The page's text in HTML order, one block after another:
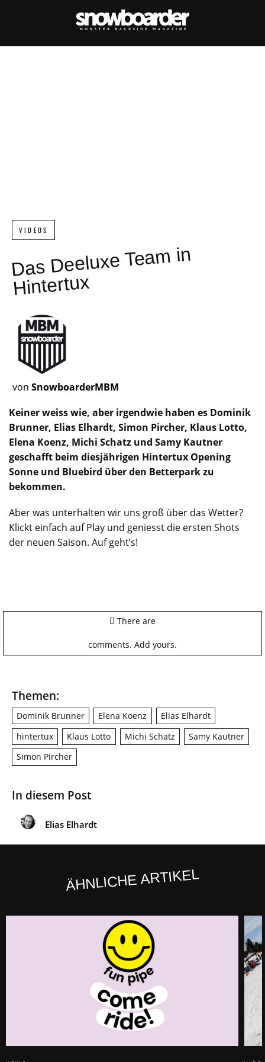
VIDEOS
Das
Deeluxe Tea
m in
Hintertux
von SnowboarderMBM
Keiner weiss wie, aber irgendwie haben es Dominik
Brunner, Elias Elhardt, Simon Pircher, Klaus Lotto,
Elena Koenz, Michi Schatz und Samy Kautner
geschafft beim diesjährigen Hintertux Opening
Sonne und Bluebird über den Betterpark zu
bekommen.
Aber was unterhalten wir uns groß über das Wetter?
Klickt einfach auf Play und geniesst die ersten Shots
der neuen Saison. Auf geht’s!
comments. Add yours.
Themen:
Dominik Brunner Elena Koenz
Elias Elhardt
hintertux
Klaus Lotto Michi Schatz
Samy Kautner
Simon Pircher
In diesem Post
Elias Elhardt
ÄHNLICHE ARTIKEL